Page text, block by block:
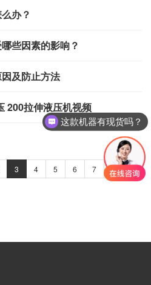
办？
些因素的影响？
及防止方法
200拉伸液压机视频
3 4 5 6 7
下一页
这款机器有现货吗？